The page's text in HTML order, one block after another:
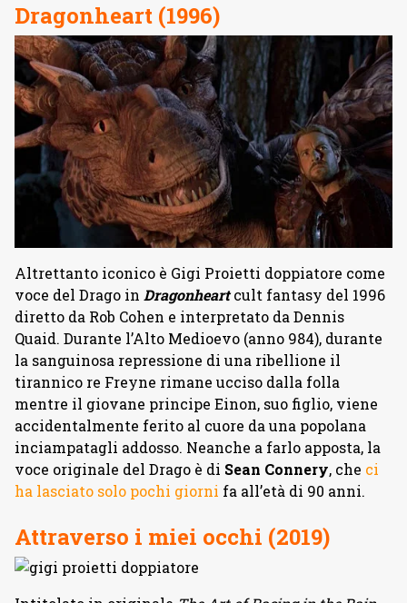
Dragonheart (1996)
Altrettanto iconico è Gigi Proietti doppiatore come
voce del Drago in Dragonheartcult fantasy del 1996
diretto da Rob Cohen e interpretato da Dennis
Quaid. Durante l’Alto Medioevo (anno 984), durante
la sanguinosa repressione di una ribellione il
tirannico re Freyne rimane ucciso dalla folla
mentre il giovane principe Einon, suo figlio, viene
accidentalmente ferito al cuore da una popolana
inciampatagli addosso. Neanche a farlo apposta, la
voce originale del Drago è di Sean Connery, che ci
ha lasciato solo pochi giorni fa all’età di 90 anni.
Attraverso i miei occhi (2019)